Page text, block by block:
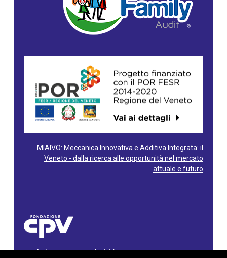
MIAIVO: Meccanica Innovativa e Additiva Integrata: il
Veneto - dalla ricerca alle opportunità nel mercato
attuale e futuro